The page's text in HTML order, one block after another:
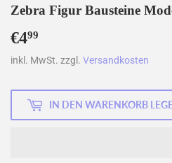
Zebra Figur Bausteine
€499
inkl. MwSt. zzgl. Versandkosten
IN DEN WARENKORB